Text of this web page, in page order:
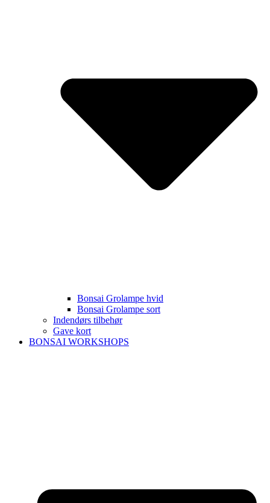
Bonsai Grolampe hvid
Bonsai Grolampe sort
Indendørs tilbehør
Gave kort
BONSAI WORKSHOPS